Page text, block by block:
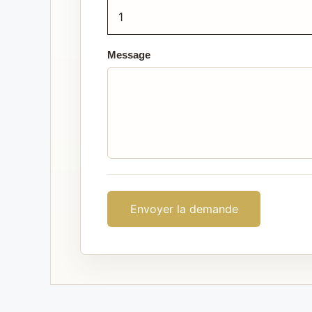
Message
Envoyer la demande